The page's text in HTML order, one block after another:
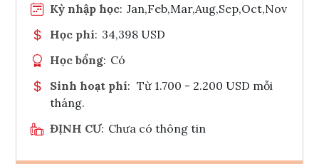
Kỳ nhập học: Jan,Feb,Mar,Aug,Sep,Oct,Nov
Học phí: 34,398 USD
Học bổng: Có
Sinh hoạt phí: Từ 1.700 - 2.200 USD mỗi
tháng.
ĐỊNH CƯ: Chưa có thông tin